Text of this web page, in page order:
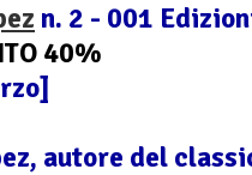
n. 2 - 001
40%
autore del